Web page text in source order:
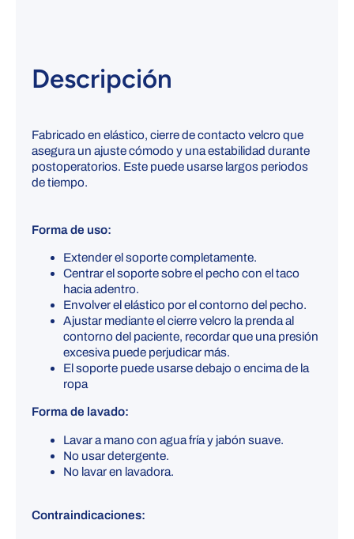
Descripción
Fabricado en elástico, cierre de contacto velcro que
asegura un ajuste cómodo y una estabilidad durante
postoperatorios. Este puede usarse largos periodos
de tiempo.
Forma de uso:
Extender el soporte completamente.
Centrar el soporte sobre el pecho con el taco
hacia adentro.
Envolver el elástico por el contorno del pecho.
Ajustar mediante el cierre velcro la prenda al
contorno del paciente, recordar que una presión
excesiva puede perjudicar más.
El soporte puede usarse debajo o encima de la
ropa
Forma de lavado:
Lavar a mano con agua fría y jabón suave.
No usar detergente.
No lavar en lavadora.
Contraindicaciones: